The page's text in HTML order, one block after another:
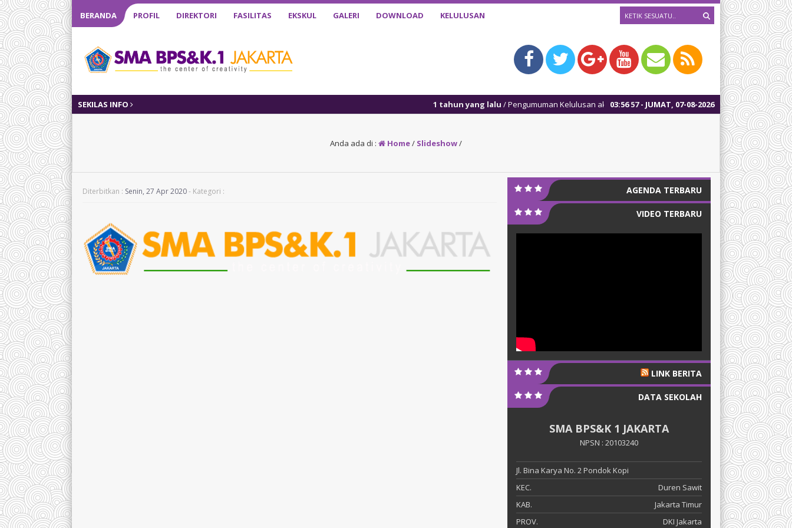
BERANDA PROFIL DIREKTORI FASILITAS EKSKUL GALERI DOWNLOAD KELULUSAN
SEKILAS INFO 03:56 57- JUMAT, 07-08-2026
1 tahun yang lalu/ Pengumuman Kelulusan akan dilaksanakan tanggal 05 Mei 2025, mulai pukul 10:00 WIB
Anda ada di : Home/ Slideshow/
Diterbitkan : Senin, 27 Apr 2020- Kategori : AGENDA TERBARU
VIDEO TERBARU
LINK BERITA
DATA SEKOLAH
SMA BPS&K 1 JAKARTA
NPSN : 20103240
Jl. Bina Karya No. 2 Pondok Kopi
KEC.
Duren Sawit
KAB.
Jakarta Timur
PROV.
DKI Jakarta